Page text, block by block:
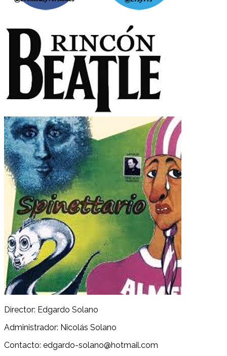
Director: Edgardo Solano
Administrador: Nicolás Solano
Contacto: edgardo-solano@hotmail.com